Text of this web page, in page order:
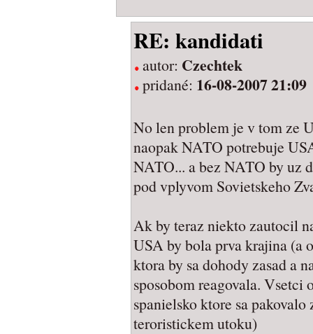
RE: kandidati
autor: Czechtek
pridané: 16-08-2007 21:09
No len problem je v tom ze
naopak NATO potrebuje
NATO... a bez NATO by uz
pod vplyvom Sovietskeho
Ak by teraz niekto zautocil
USA by bola prva krajina (a
ktora by sa dohody zasad a
sposobom reagovala. Vsetci
spanielsko ktore sa
teroristickem utoku)